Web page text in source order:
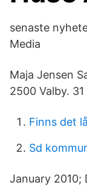
senaste
Media
Maja Jensen
2500 Valby.
Finns det
Sd
January 2010;